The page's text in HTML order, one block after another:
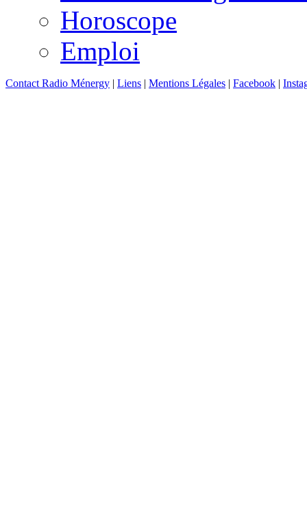
Horoscope
Emploi
Contact Radio Ménergy | Liens | Mentions Légales | Facebook |